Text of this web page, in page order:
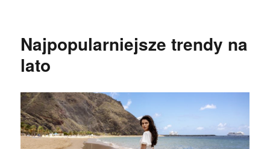
Najpopularniejsze trendy na
lato